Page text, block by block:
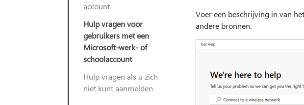
account
Hulp vragen voor
gebruikers met een
Microsoft-werk- of
schoolaccount
Hulp vragen als u zich
niet kunt aanmelden
Voer een beschrijving in van
andere bronnen.